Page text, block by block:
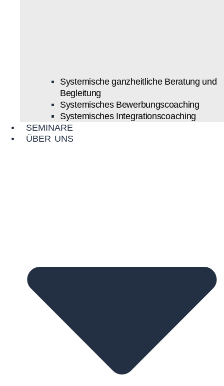
Systemische ganzheitliche Beratung und
Begleitung
Systemisches Bewerbungscoaching
Systemisches Integrationscoaching
SEMINARE
ÜBER UNS